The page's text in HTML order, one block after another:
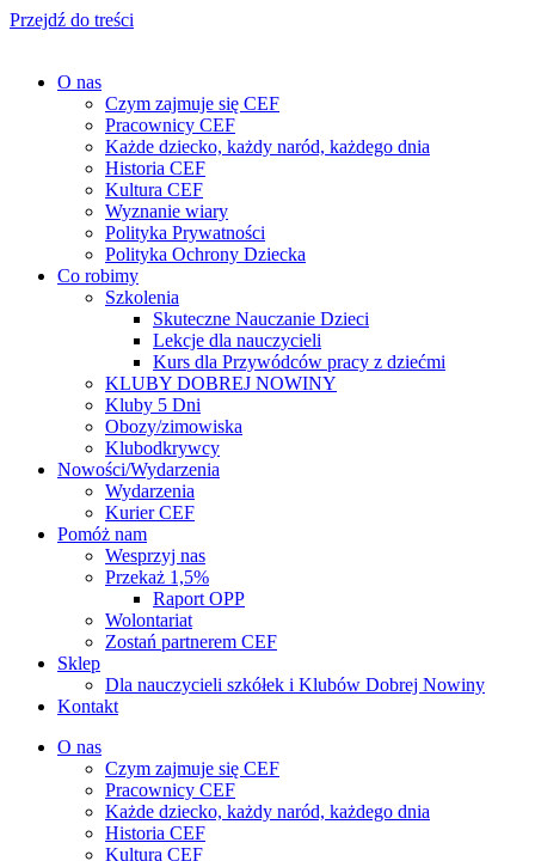
Przejdź do treści
O nas
Czym zajmuje się CEF
Pracownicy CEF
Każde dziecko, każdy naród, każdego dnia
Historia CEF
Kultura CEF
Wyznanie wiary
Polityka Prywatności
Polityka Ochrony Dziecka
Co robimy
Szkolenia
Skuteczne Nauczanie Dzieci
Lekcje dla nauczycieli
Kurs dla Przywódców pracy z dziećmi
KLUBY DOBREJ NOWINY
Kluby 5 Dni
Obozy/zimowiska
Klubodkrywcy
Nowości/Wydarzenia
Wydarzenia
Kurier CEF
Pomóż nam
Wesprzyj nas
Przekaż 1,5%
Raport OPP
Wolontariat
Zostań partnerem CEF
Sklep
Dla nauczycieli szkółek i Klubów Dobrej Nowiny
Kontakt
O nas
Czym zajmuje się CEF
Pracownicy CEF
Każde dziecko, każdy naród, każdego dnia
Historia CEF
Kultura CEF